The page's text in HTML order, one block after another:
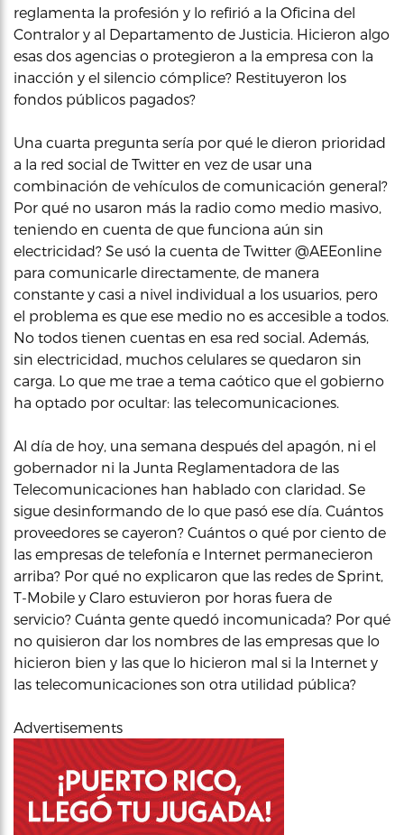
reglamenta la profesión y lo refirió a la Oficina del
Contralor y al Departamento de Justicia. Hicieron algo
esas dos agencias o protegieron a la empresa con la
inacción y el silencio cómplice? Restituyeron los
fondos públicos pagados?
Una cuarta pregunta sería por qué le dieron prioridad
a la red social de Twitter en vez de usar una
combinación de vehículos de comunicación general?
Por qué no usaron más la radio como medio masivo,
teniendo en cuenta de que funciona aún sin
electricidad? Se usó la cuenta de Twitter @AEEonline
para comunicarle directamente, de manera
constante y casi a nivel individual a los usuarios, pero
el problema es que ese medio no es accesible a todos.
No todos tienen cuentas en esa red social. Además,
sin electricidad, muchos celulares se quedaron sin
carga. Lo que me trae a tema caótico que el gobierno
ha optado por ocultar: las telecomunicaciones.
Al día de hoy, una semana después del apagón, ni el
gobernador ni la Junta Reglamentadora de las
Telecomunicaciones han hablado con claridad. Se
sigue desinformando de lo que pasó ese día. Cuántos
proveedores se cayeron? Cuántos o qué por ciento de
las empresas de telefonía e Internet permanecieron
arriba? Por qué no explicaron que las redes de Sprint,
T-Mobile y Claro estuvieron por horas fuera de
servicio? Cuánta gente quedó incomunicada? Por qué
no quisieron dar los nombres de las empresas que lo
hicieron bien y las que lo hicieron mal si la Internet y
las telecomunicaciones son otra utilidad pública?
Advertisements